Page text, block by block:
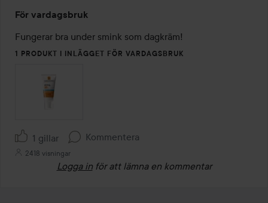
5
av
5
För vardagsbruk
Fungerar bra under smink som dagkräm!
1 PRODUKT I INLÄGGET FÖR VARDAGSBRUK
1 gillar Kommentera
2418 visningar
Logga in för att lämna en kommentar